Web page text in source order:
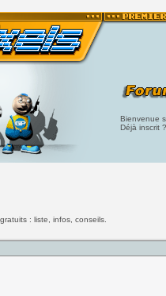
Bienvenue
Déjà inscrit
: liste, infos, conseils.